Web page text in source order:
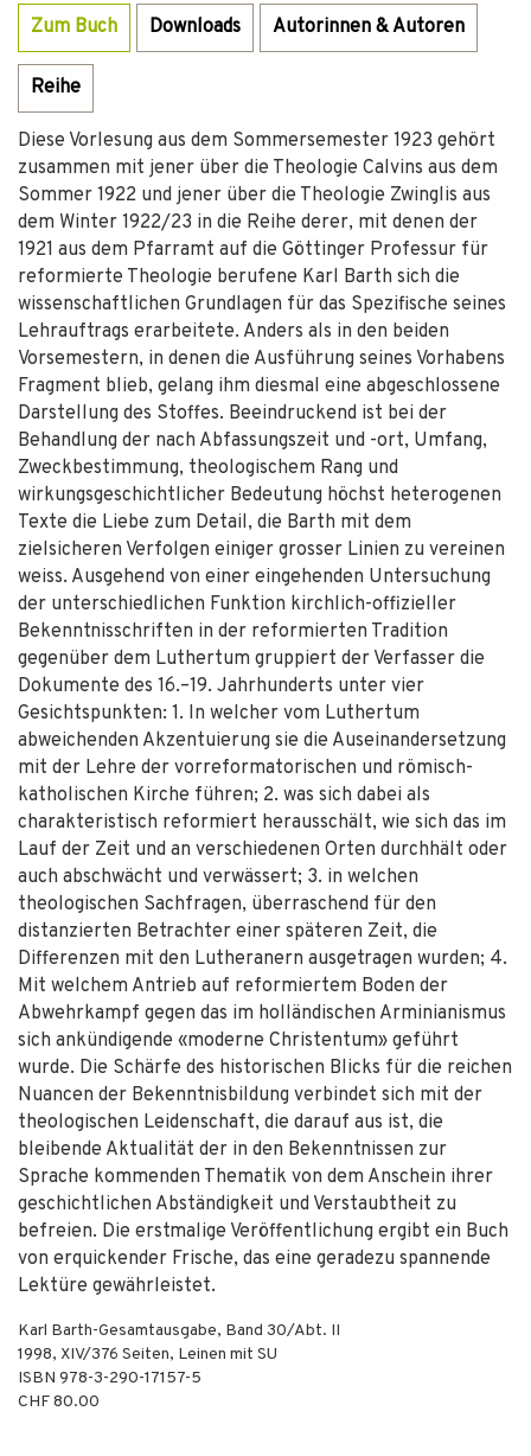
Zum Buch Downloads Autorinnen & Autoren
Reihe
Diese Vorlesung aus dem Sommersemester 1923 gehört
zusammen mit jener über die Theologie Calvins aus dem
Sommer 1922 und jener über die Theologie Zwinglis aus
dem Winter 1922/23 in die Reihe derer, mit denen der
1921 aus dem Pfarramt auf die Göttinger Professur für
reformierte Theologie berufene Karl Barth sich die
wissenschaftlichen Grundlagen für das Spezifische seines
Lehrauftrags erarbeitete. Anders als in den beiden
Vorsemestern, in denen die Ausführung seines Vorhabens
Fragment blieb, gelang ihm diesmal eine abgeschlossene
Darstellung des Stoffes. Beeindruckend ist bei der
Behandlung der nach Abfassungszeit und -ort, Umfang,
Zweckbestimmung, theologischem Rang und
wirkungsgeschichtlicher Bedeutung höchst heterogenen
Texte die Liebe zum Detail, die Barth mit dem
zielsicheren Verfolgen einiger grosser Linien zu vereinen
weiss. Ausgehend von einer eingehenden Untersuchung
der unterschiedlichen Funktion kirchlich-offizieller
Bekenntnisschriften in der reformierten Tradition
gegenüber dem Luthertum gruppiert der Verfasser die
Dokumente des 16.–19. Jahrhunderts unter vier
Gesichtspunkten: 1. In welcher vom Luthertum
abweichenden Akzentuierung sie die Auseinandersetzung
mit der Lehre der vorreformatorischen und römisch-
katholischen Kirche führen; 2. was sich dabei als
charakteristisch reformiert herausschält, wie sich das im
Lauf der Zeit und an verschiedenen Orten durchhält oder
auch abschwächt und verwässert; 3. in welchen
theologischen Sachfragen, überraschend für den
distanzierten Betrachter einer späteren Zeit, die
Differenzen mit den Lutheranern ausgetragen wurden; 4.
Mit welchem Antrieb auf reformiertem Boden der
Abwehrkampf gegen das im holländischen Arminianismus
sich ankündigende «moderne Christentum» geführt
wurde. Die Schärfe des historischen Blicks für die reichen
Nuancen der Bekenntnisbildung verbindet sich mit der
theologischen Leidenschaft, die darauf aus ist, die
bleibende Aktualität der in den Bekenntnissen zur
Sprache kommenden Thematik von dem Anschein ihrer
geschichtlichen Abständigkeit und Verstaubtheit zu
befreien. Die erstmalige Veröffentlichung ergibt ein Buch
von erquickender Frische, das eine geradezu spannende
Lektüre gewährleistet.
Karl Barth-Gesamtausgabe, Band 30/Abt. II
1998, XIV/376 Seiten, Leinen mit SU
ISBN 978-3-290-17157-5
CHF 80.00